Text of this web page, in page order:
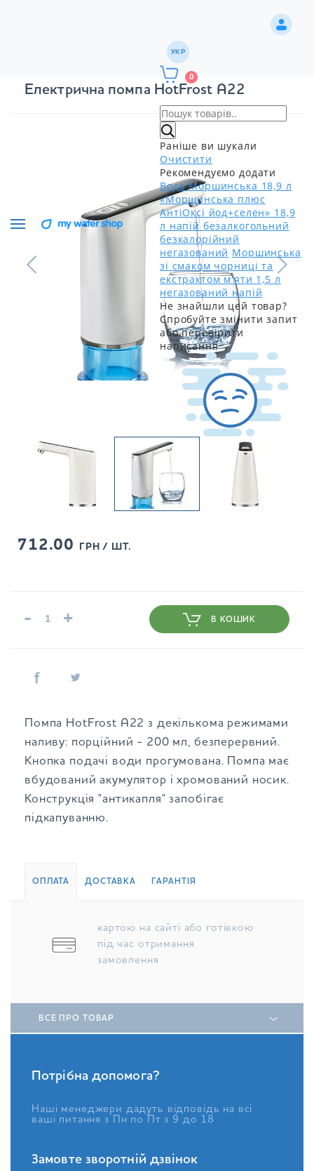
УКР
0
Раніше ви шукали
Очистити
Рекомендуємо додати
Вода Моршинська 18,9 л
«Моршинська плюс
АнтіОксі йод+селен» 18,9
л напій безалкогольний
безкалорійний
негазований Моршинська
зі смаком чорниці та
екстрактом м'яти 1,5 л
негазований напій
Не знайшли цей товар?
Спробуйте змінити запит
або перевірити
написання
Електрична помпа HotFrost A22
712.00 ГРН / ШТ.
- + В КОШИК
Помпа HotFrost A22 з декількома режимами
наливу: порційний - 200 мл, безперервний.
Кнопка подачі води прогумована. Помпа має
вбудований акумулятор і хромований носик.
Конструкція "антикапля" запобігає
підкапуванню.
ОПЛАТА ДОСТАВКА ГАРАНТІЯ
картою на сайті або готівкою
під час отримання
замовлення
ВСЕ ПРО ТОВАР
Потрібна допомога?
Наші менеджери дадуть відповідь на всі
ваші питання з Пн по Пт з 9 до 18
Замовте зворотній дзвінок